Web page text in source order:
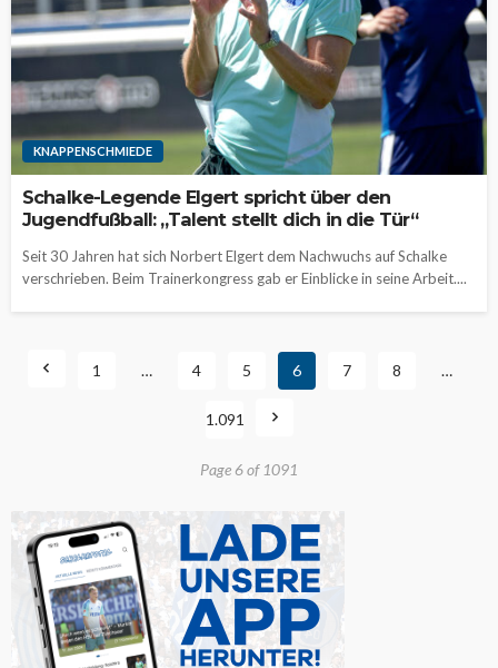
KNAPPENSCHMIEDE
Schalke-Legende Elgert spricht über den
Jugendfußball: „Talent stellt dich in die Tür“
Seit 30 Jahren hat sich Norbert Elgert dem Nachwuchs auf Schalke
verschrieben. Beim Trainerkongress gab er Einblicke in seine Arbeit....
1 … 4 5 6 7 8 …
1.091
Page 6 of 1091